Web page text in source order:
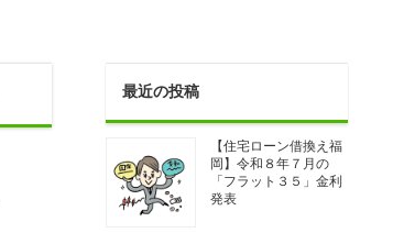
最近の投稿
【住宅ローン借換え福
岡】令和８年７月の
「フラット３５」金利
発表